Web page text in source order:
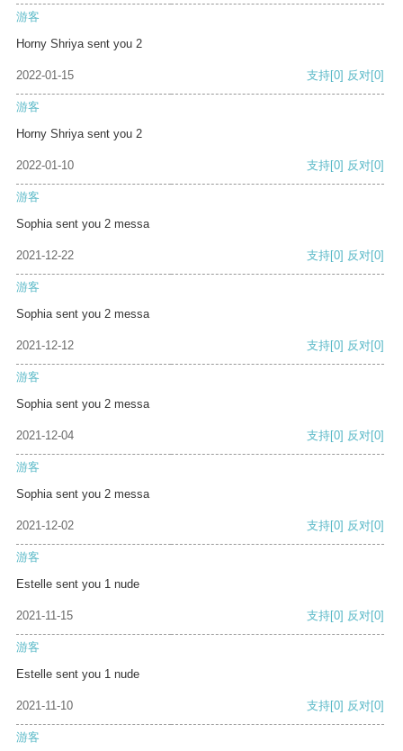
游客
Horny Shriya sent you 2
2022-01-15 支持[0] 反对[0]
游客
Horny Shriya sent you 2
2022-01-10 支持[0] 反对[0]
游客
Sophia sent you 2 messa
2021-12-22 支持[0] 反对[0]
游客
Sophia sent you 2 messa
2021-12-12 支持[0] 反对[0]
游客
Sophia sent you 2 messa
2021-12-04 支持[0] 反对[0]
游客
Sophia sent you 2 messa
2021-12-02 支持[0] 反对[0]
游客
Estelle sent you 1 nude
2021-11-15 支持[0] 反对[0]
游客
Estelle sent you 1 nude
2021-11-10 支持[0] 反对[0]
游客